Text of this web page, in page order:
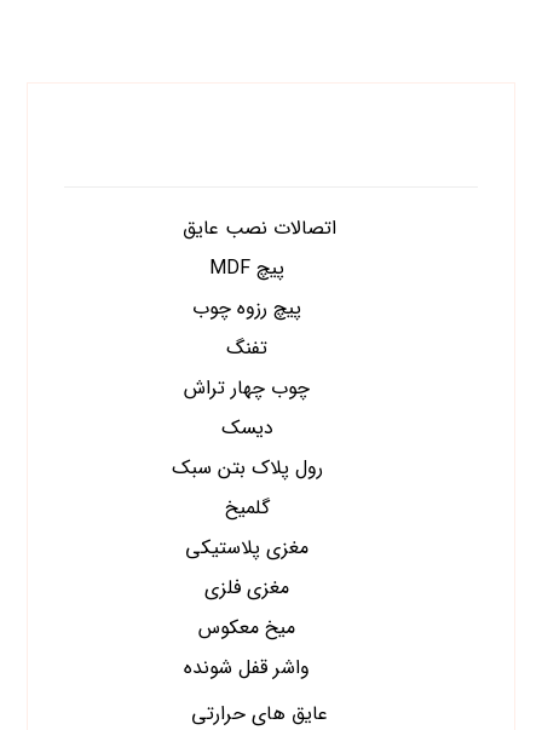
اتصالات نصب عایق
پیچ MDF
پیچ رزوه چوب
تفنگ
چوب چهار تراش
دیسک
رول پلاک بتن سبک
گلمیخ
مغزی پلاستیکی
مغزی فلزی
میخ معکوس
واشر قفل شونده
عایق های حرارتی